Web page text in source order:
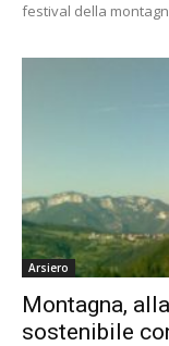
festival della
Arsiero
Montagna,
sostenibile